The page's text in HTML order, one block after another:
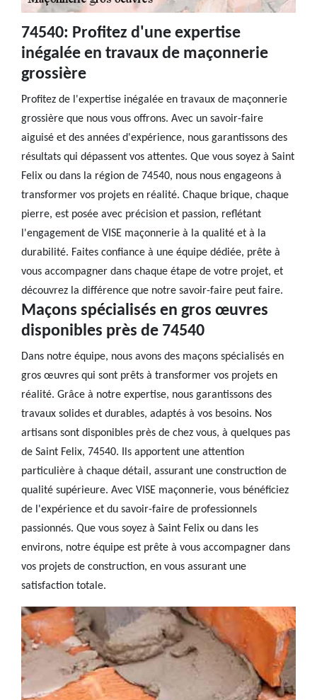
74540: Profitez d'une expertise
inégalée en travaux de maçonnerie
grossière
Profitez de l'expertise inégalée en travaux de maçonnerie
grossière que nous vous offrons. Avec un savoir-faire
aiguisé et des années d'expérience, nous garantissons des
résultats qui dépassent vos attentes. Que vous soyez à Saint
Felix ou dans la région de 74540, nous nous engageons à
transformer vos projets en réalité. Chaque brique, chaque
pierre, est posée avec précision et passion, reflétant
l'engagement de VISE maçonnerie à la qualité et à la
durabilité. Faites confiance à une équipe dédiée, prête à
vous accompagner dans chaque étape de votre projet, et
découvrez la différence que notre savoir-faire peut faire.
Maçons spécialisés en gros œuvres
disponibles près de 74540
Dans notre équipe, nous avons des maçons spécialisés en
gros œuvres qui sont prêts à transformer vos projets en
réalité. Grâce à notre expertise, nous garantissons des
travaux solides et durables, adaptés à vos besoins. Nos
artisans sont disponibles près de chez vous, à quelques pas
de Saint Felix, 74540. Ils apportent une attention
particulière à chaque détail, assurant une construction de
qualité supérieure. Avec VISE maçonnerie, vous bénéficiez
de l'expérience et du savoir-faire de professionnels
passionnés. Que vous soyez à Saint Felix ou dans les
environs, notre équipe est prête à vous accompagner dans
vos projets de construction, en vous assurant une
satisfaction totale.